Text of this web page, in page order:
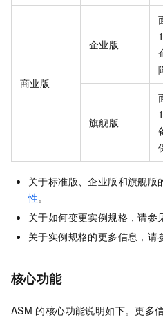
商业版
企业版
旗舰版
关于标准版、企业版和旗舰版
性。
关于如何变更实例规格，请参
关于实例规格的更多信息，请
核心功能
ASM 的核心功能说明如下。更多